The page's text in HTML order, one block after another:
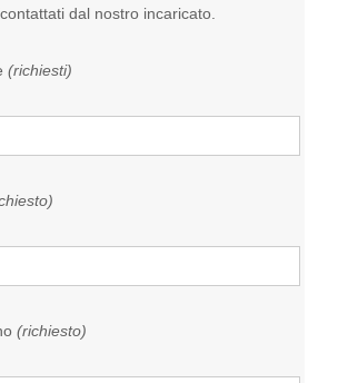
dal nostro incaricato.
(richiesti)
(richiesto)